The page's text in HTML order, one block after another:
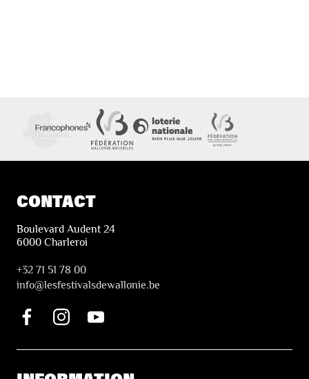
CONTACT
Boulevard Audent 24
6000 Charleroi
+32 71 51 78 00
info@lesfestivalsdewallonie.be